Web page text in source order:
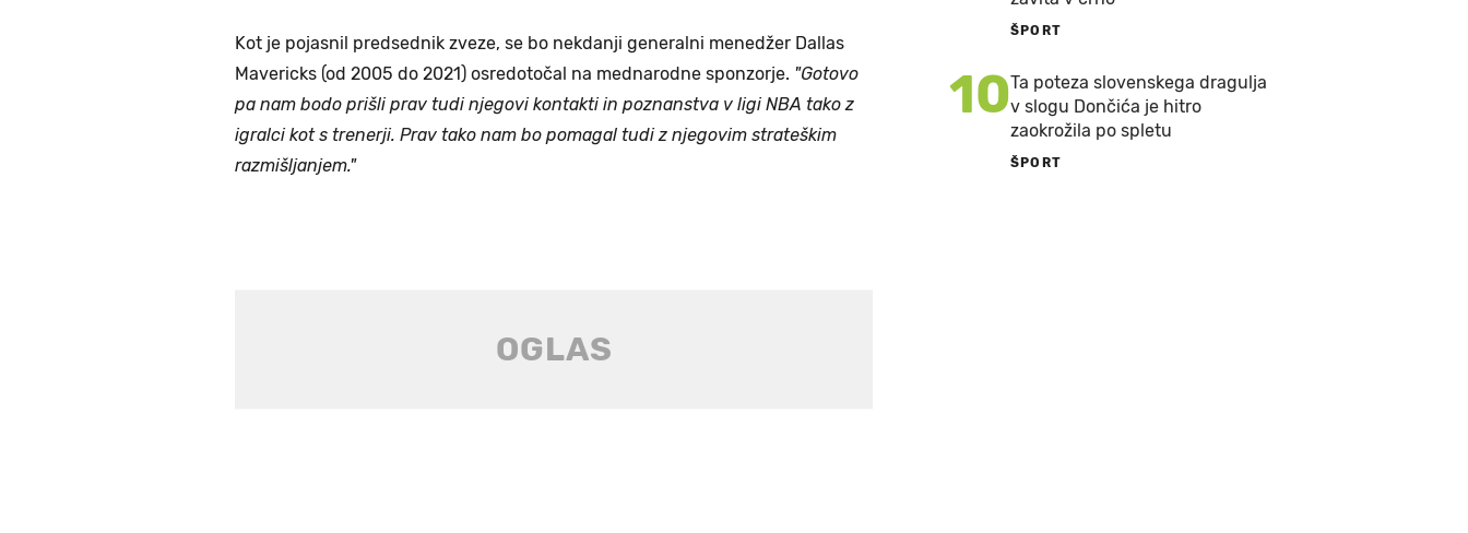
Kot je pojasnil predsednik zveze, se bo nekdanji generalni menedžer Dallas
Mavericks (od 2005 do 2021) osredotočal na mednarodne sponzorje. "Gotovo
pa nam bodo prišli prav tudi njegovi kontakti in poznanstva v ligi NBA tako z
igralci kot s trenerji. Prav tako nam bo pomagal tudi z njegovim strateškim
razmišljanjem."
ŠPORT
10Ta poteza slovenskega dragulja
v slogu Dončića je hitro
zaokrožila po spletu
ŠPORT